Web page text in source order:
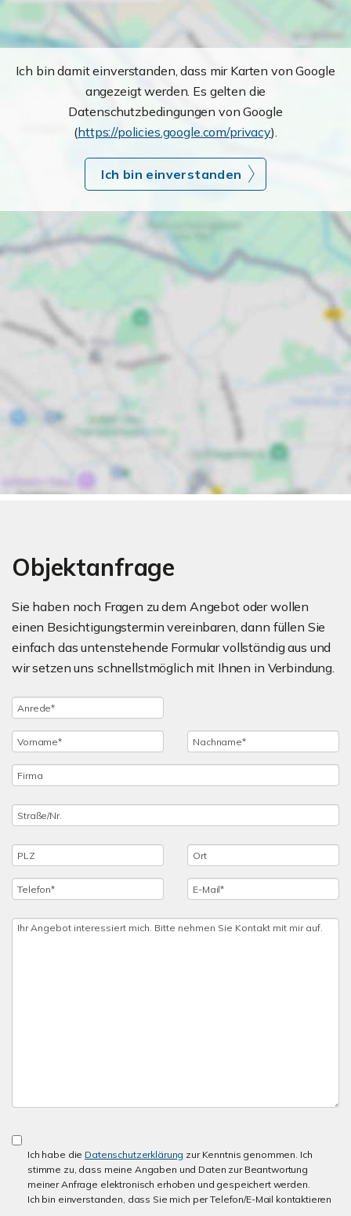
Ich bin damit einverstanden, dass mir Karten von Google
angezeigt werden. Es gelten die
Datenschutzbedingungen von Google
(https://policies.google.com/privacy).
Ich bin einverstanden
Objektanfrage
Sie haben noch Fragen zu dem Angebot oder wollen
einen Besichtigungstermin vereinbaren, dann füllen Sie
einfach das untenstehende Formular vollständig aus und
wir setzen uns schnellstmöglich mit Ihnen in Verbindung.
Ich habe die Datenschutzerklärung zur Kenntnis genommen. Ich
stimme zu, dass meine Angaben und Daten zur Beantwortung
meiner Anfrage elektronisch erhoben und gespeichert werden.
Ich bin einverstanden, dass Sie mich per Telefon/E-Mail kontaktieren